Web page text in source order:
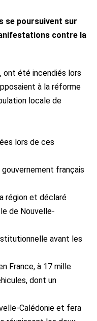
se poursuivent sur
contre la
ont été incendiés lors
à la réforme
locale de
lors de ces
gouvernement français
région et déclaré
de Nouvelle-
avant les
France, à 17 mille
dont un
Calédonie et fera